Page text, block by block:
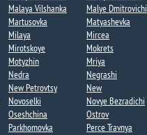
Malaya Vilshanka​ Malye Dmitrovichi​
Martusovka Matyashevka​
Milaya Mircea​
Mirotskoye​ Mokrets​
Motyzhin Mriya
Nedra Negrashi​
New Petrovtsy​ New​
Novoselki​ Novye Bezradichi​
Oseshchina​ Ostrov
Parkhomovka Perce Travnya